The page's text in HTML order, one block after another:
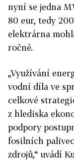
nyní se jedna
80 eur, tedy
elektrárna
ročně.
„Využívání
vodní díla ve
celkové
z hlediska
podpory
fosilních
zdrojů,“ uvádí